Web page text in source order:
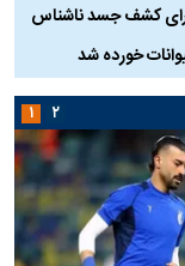
کشف جسد ناشناس
خورده شد
۱ ۲